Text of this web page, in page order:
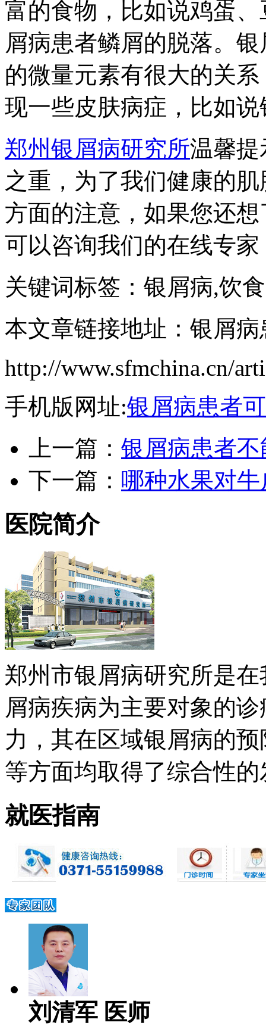
富的食物，比如说鸡蛋
屑病患者鳞屑的脱落。
的微量元素有很大的关
现一些皮肤病症，比如
郑州银屑病研究所温馨提
之重，为了我们健康的
方面的注意，如果您还
可以咨询我们的在线专
关键词标签：银屑病,饮食
本文章链接地址：银屑
http://www.sfmchina.cn/
手机版网址:银屑病患者
上一篇： 银屑病患者
下一篇： 哪种水果对
医院简介
郑州市银屑病研究所是
屑病疾病为主要对象的
力，其在区域银屑病的
等方面均取得了综合性的
就医指南
刘清军 医师